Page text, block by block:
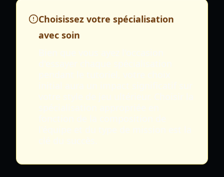
Choisissez votre spécialisation
avec soin